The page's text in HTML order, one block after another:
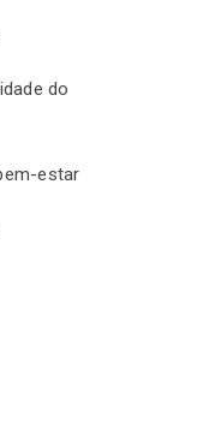
do
estar